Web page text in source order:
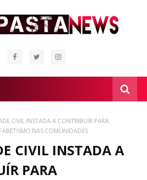
CIVIL INSTADA A CONTRIBUÍR PARA
NAS COMUNIDADES
CIVIL INSTADA A
PARA